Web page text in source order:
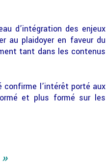
d’intégration des enjeux
au plaidoyer en faveur du
tant dans les contenus
l’intérêt porté aux
et plus formé sur les